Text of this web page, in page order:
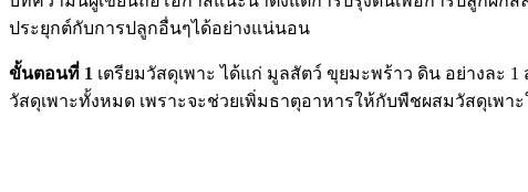
ประยุกต์กับการปลูกอื่นๆได้อย่างแน่นอน
ขั้นตอนที่ 1 เตรียมวัสดุเพาะ ได้แก่ มูลสัตว์ ขุยมะพร้าว ดิน อย่างละ
วัสดุเพาะทั้งหมด เพราะจะช่วยเพิ่มธาตุอาหารให้กับพืชผสมวัสดุเพ